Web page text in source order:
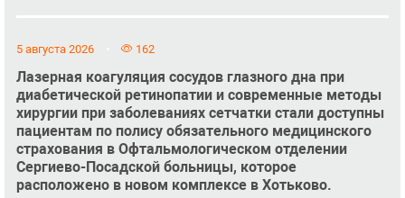
5 августа 2026 162
Лазерная коагуляция сосудов глазного дна при
диабетической ретинопатии и современные методы
хирургии при заболеваниях сетчатки стали доступны
пациентам по полису обязательного медицинского
страхования в Офтальмологическом отделении
Сергиево-Посадской больницы, которое
расположено в новом комплексе в Хотьково.